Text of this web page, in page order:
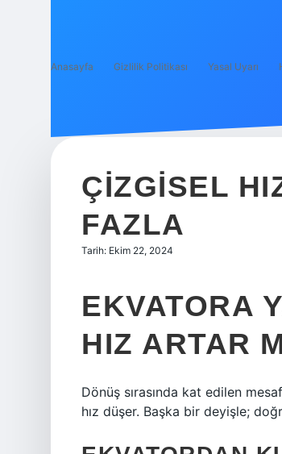
Anasayfa Gizlilik Politikası Yasal Uyarı
ÇIZGISEL
FAZLA
Tarih: Ekim 22, 2024
EKVATORA
HIZ ARTAR
Dönüş sırasında kat edilen
hız düşer. Başka bir deyişle;